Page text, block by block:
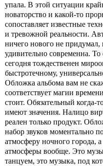
упала. В этой ситуации
новаторство и какой-то
сопоставляет известные
и тревожной реальности.
ничего нового не придумал,
удивительно современна.
сегодня тождественен
быстротечному,
Обложка альбома вам не
соответствует магии
стоит. Обязательный когда-
имеют значения. Налицо
реален только продукт.
набор звуков моментально
атмосферу ночного города,
атмосферы вообще. Это
танцуем, это музыка, под